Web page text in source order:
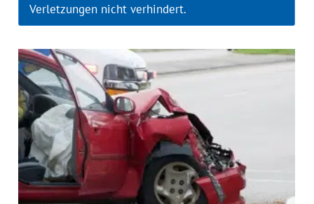
Verletzungen nicht verhindert.